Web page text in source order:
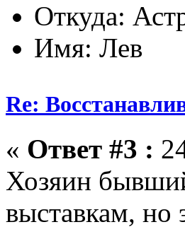
Откуда:
Имя: Лев
Re:
« Ответ #3 :
Хозяин
выставкам, но